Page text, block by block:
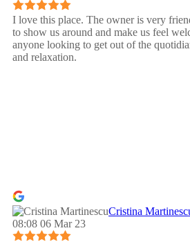
I love this place. The owner is very
to show us around and make us feel
anyone looking to get out of the
and relaxation.
Cristina
08:08 06 Mar 23